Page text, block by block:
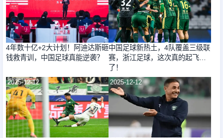
4年数十亿+2大计划！阿迪达斯砸
钱救青训，中国足球真能逆袭？
中国足球新热土，4队覆盖三级联
赛，浙江足球，这次真的起飞
了！
2025-12-12 2025-12-12